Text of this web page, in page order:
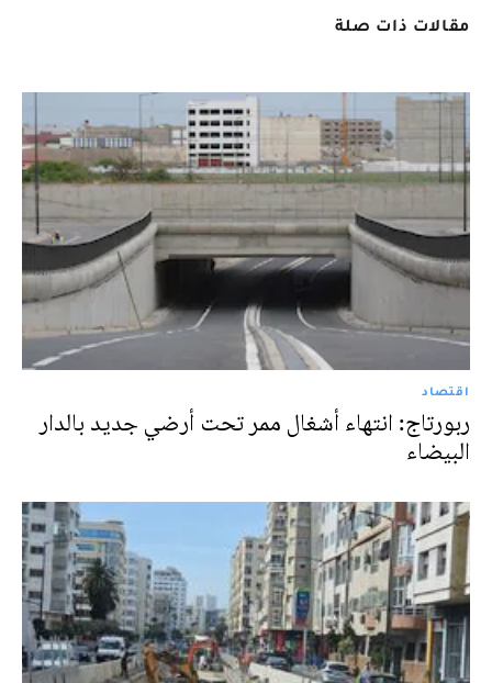
مقالات ذات صلة
اقتصاد
ربورتاج: انتهاء أشغال ممر تحت أرضي جديد بالدار
البيضاء